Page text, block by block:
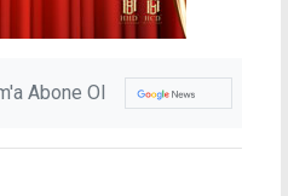
Abone Ol